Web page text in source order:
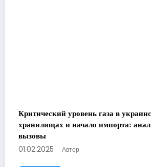
Критический уровень газа в
хранилищах и начало импорта:
вызовы
01.02.2025 Автор